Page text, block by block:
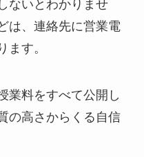
ないとわかりませ
は、連絡先に営業電
ます。
業料をすべて公開し
の高さからくる自信